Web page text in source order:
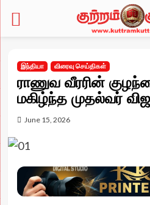
to
content
இந்தியா விரைவு செய்திகள்
ராணுவ வீரரின்
மகிழ்ந்த முதல்வர்
June 15, 2026